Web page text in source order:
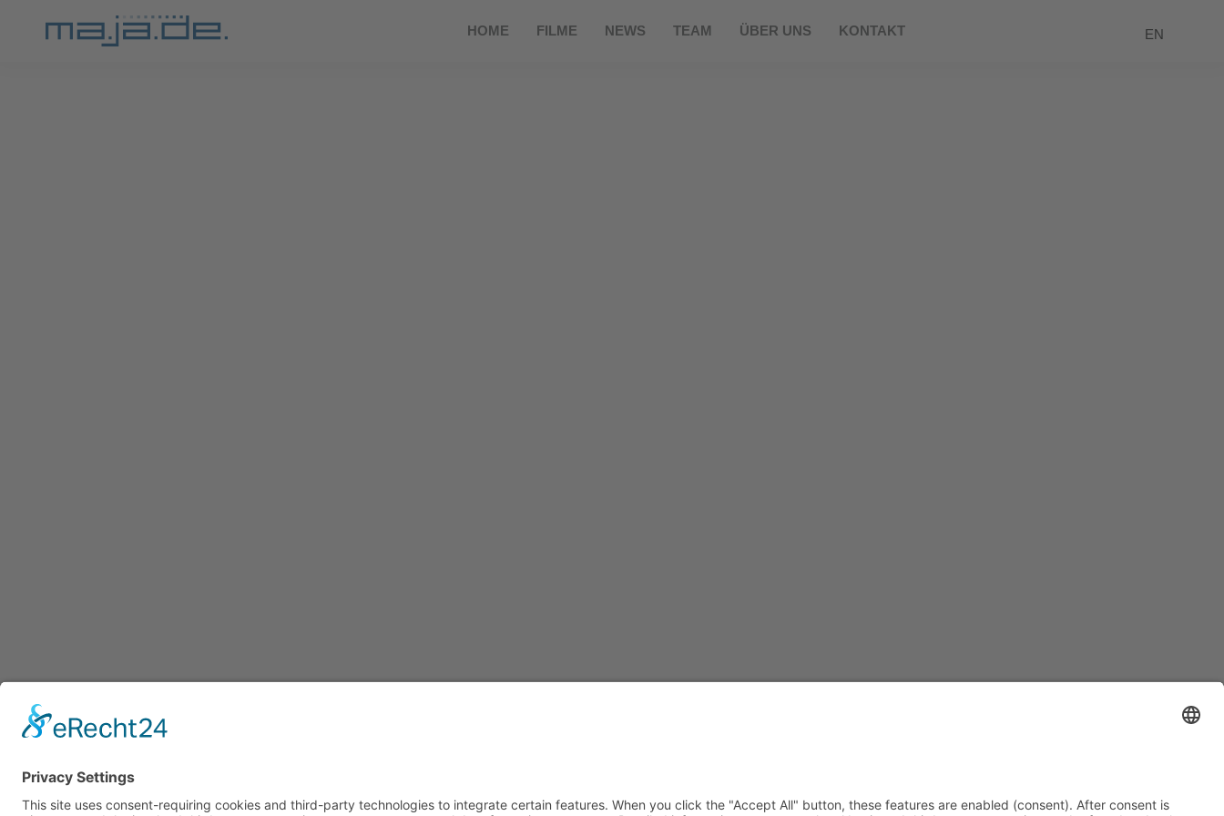
HOME FILME NEWS TEAM ÜBER UNS KONTAKT EN